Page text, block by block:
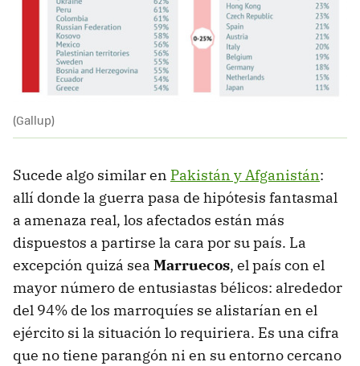
(Gallup)
Sucede algo similar en Pakistán y Afganistán:
allí donde la guerra pasa de hipótesis fantasmal
a amenaza real, los afectados están más
dispuestos a partirse la cara por su país. La
excepción quizá sea Marruecos, el país con el
mayor número de entusiastas bélicos: alrededor
del 94% de los marroquíes se alistarían en el
ejército si la situación lo requiriera. Es una cifra
que no tiene parangón ni en su entorno cercano